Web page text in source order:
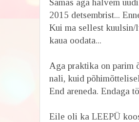
Samas aga halvem
2015 detsembrist...
Kui ma sellest kuulsin/
kaua oodata...
Aga praktika on parim
nali, kuid
End areneda. Endaga
Eile oli ka LEEPÜ